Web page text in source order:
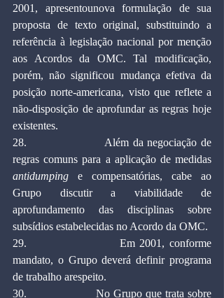
2001, apresentounova formulação de sua
proposta de texto original, substituindo a
referência à legislação nacional por menção
aos Acordos da OMC. Tal modificação,
porém, não significou mudança efetiva da
posição norte-americana, visto que reflete a
não-disposição de aprofundar as regras hoje
existentes.
28.                    Além da negociação de
antidumping e compensatórias, cabe ao
Grupo discutir a viabilidade de
aprofundamento das disciplinas sobre
subsídios estabelecidas no Acordo da OMC.
29.                    Em 2001, conforme
mandato, o Grupo deverá definir programa
de trabalho arespeito.
30.                    No Grupo que trata sobre